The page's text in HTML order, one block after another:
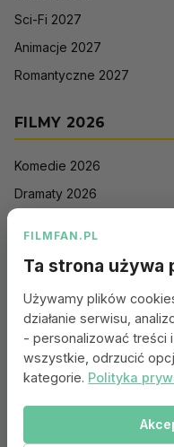
Sci-Fi 2027
Animacje 2027
Romantyczne 2027
FILMY 2026
Komedie 2026
Dramaty 2026
Sci-Fi 2026
Animacje 2026
Romantyczne 2026
Portal:
FILMFAN.PL
Ta strona używa
Używamy plików
działanie serwisu,
- personalizować treści
wszystkie, odrzucić
kategorie. Polityka